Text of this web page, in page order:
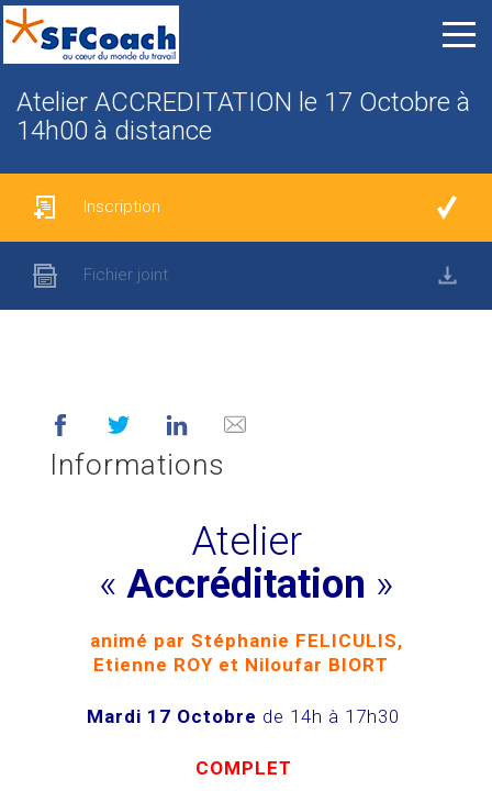
Atelier ACCREDITATION le 17 Octobre à
14h00 à distance
Inscription
Fichier joint
Informations
Atelier
« Accréditation »
animé par Stéphanie FELICULIS,
Etienne ROY et Niloufar BIORT
Mardi 17 Octobre de 14h à 17h30
COMPLET